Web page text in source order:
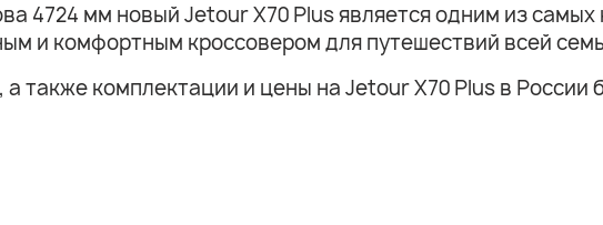
4724 мм новый Jetour X70 Plus является одним из
и комфортным кроссовером для путешествий всей
также комплектации и цены на Jetour X70 Plus в России